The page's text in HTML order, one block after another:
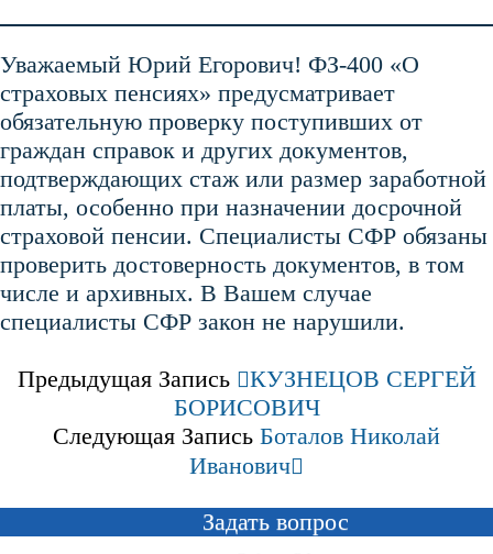
Уважаемый Юрий Егорович! ФЗ-400 «О
страховых пенсиях» предусматривает
обязательную проверку поступивших от
граждан справок и других документов,
подтверждающих стаж или размер заработной
платы, особенно при назначении досрочной
страховой пенсии. Специалисты СФР обязаны
проверить достоверность документов, в том
числе и архивных. В Вашем случае
специалисты СФР закон не нарушили.
Предыдущая Запись
КУЗНЕЦОВ СЕРГЕЙ
БОРИСОВИЧ
Следующая Запись Боталов Николай
Иванович
Задать вопрос